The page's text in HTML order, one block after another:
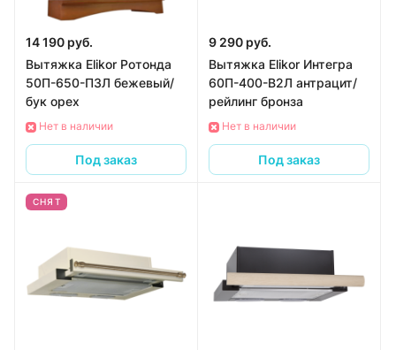
14 190 руб.
Вытяжка Elikor Ротонда
50П-650-П3Л бежевый/
бук орех
Нет в наличии
Под заказ
9 290 руб.
Вытяжка Elikor Интегра
60П-400-В2Л антрацит/
рейлинг бронза
Нет в наличии
Под заказ
СНЯТ